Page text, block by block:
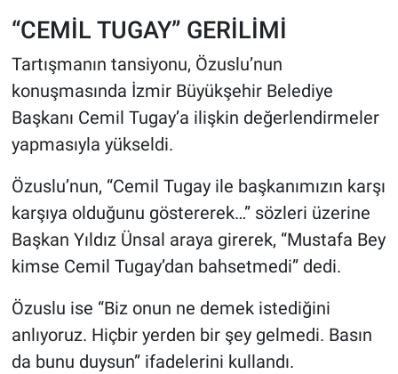
“CEMİL TUGAY” GERİLİMİ
Tartışmanın tansiyonu, Özuslu’nun
konuşmasında İzmir Büyükşehir Belediye
Başkanı Cemil Tugay’a ilişkin değerlendirmeler
yapmasıyla yükseldi.
Özuslu’nun, “Cemil Tugay ile başkanımızın karşı
karşıya olduğunu göstererek…” sözleri üzerine
Başkan Yıldız Ünsal araya girerek, “Mustafa Bey
kimse Cemil Tugay’dan bahsetmedi” dedi.
Özuslu ise “Biz onun ne demek istediğini
anlıyoruz. Hiçbir yerden bir şey gelmedi. Basın
da bunu duysun” ifadelerini kullandı.